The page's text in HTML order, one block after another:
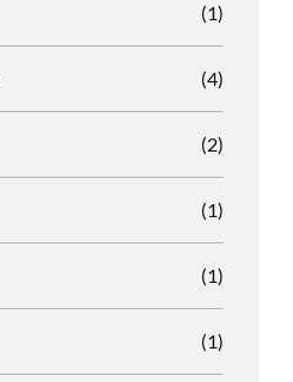
(1)
(4)
(2)
(1)
(1)
(1)